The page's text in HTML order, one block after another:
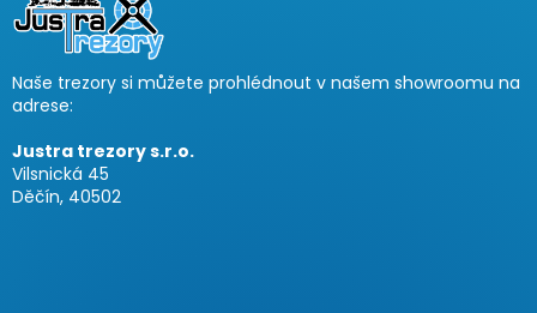
e
Naše trezory si můžete prohlédnout v našem showroomu na
adrese:
Justra trezory s.r.o.
Vilsnická 45
Děčín, 40502